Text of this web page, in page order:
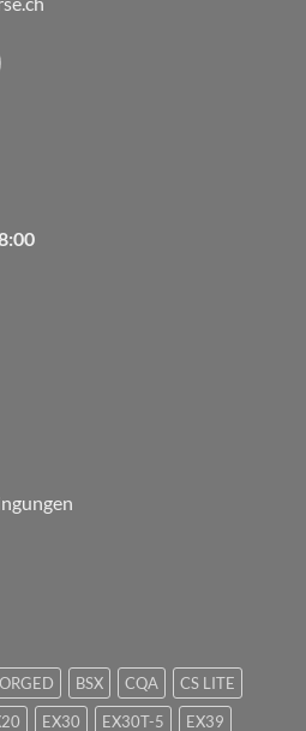
BSX CQA
CS LITE
EX30 EX30T-5 EX39